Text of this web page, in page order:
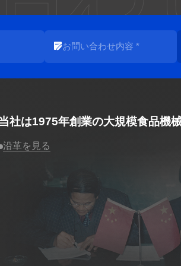
社は1975年創業の大規模食品機
沿革を見る